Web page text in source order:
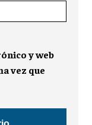
y web
vez que